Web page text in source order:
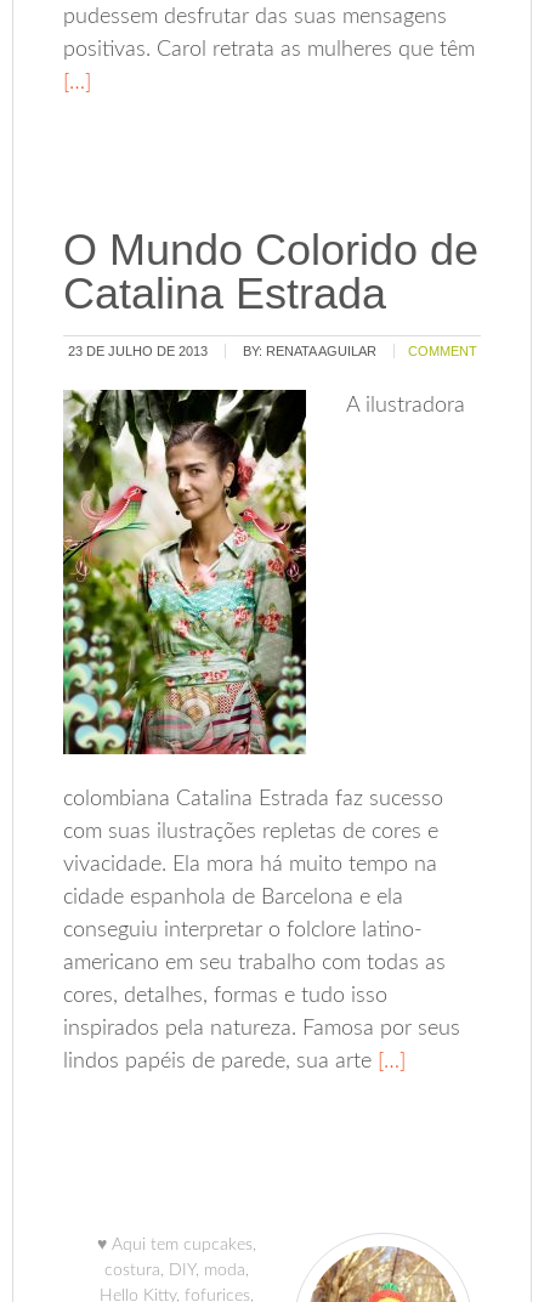
pudessem desfrutar das suas mensagens
positivas. Carol retrata as mulheres que têm
[…]
O Mundo Colorido de
Catalina Estrada
23 DE JULHO DE 2013 BY: RENATA AGUILAR COMMENT
A ilustradora
colombiana Catalina Estrada faz sucesso
com suas ilustrações repletas de cores e
vivacidade. Ela mora há muito tempo na
cidade espanhola de Barcelona e ela
conseguiu interpretar o folclore latino-
americano em seu trabalho com todas as
cores, detalhes, formas e tudo isso
inspirados pela natureza. Famosa por seus
lindos papéis de parede, sua arte […]
♥ Aqui tem cupcakes,
costura, DIY, moda,
Hello Kitty, fofurices,